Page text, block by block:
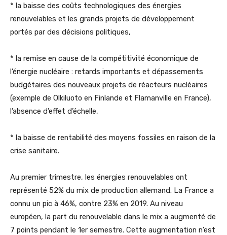
* la baisse des coûts technologiques des énergies
renouvelables et les grands projets de développement
portés par des décisions politiques,
* la remise en cause de la compétitivité économique de
l’énergie nucléaire : retards importants et dépassements
budgétaires des nouveaux projets de réacteurs nucléaires
(exemple de Olkiluoto en Finlande et Flamanville en France),
l’absence d’effet d’échelle,
* la baisse de rentabilité des moyens fossiles en raison de la
crise sanitaire.
Au premier trimestre, les énergies renouvelables ont
représenté 52% du mix de production allemand. La France a
connu un pic à 46%, contre 23% en 2019. Au niveau
européen, la part du renouvelable dans le mix a augmenté de
7 points pendant le 1er semestre. Cette augmentation n’est